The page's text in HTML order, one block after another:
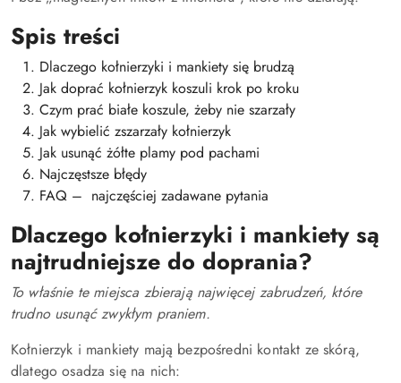
Spis treści
Dlaczego kołnierzyki i mankiety się brudzą
Jak doprać kołnierzyk koszuli krok po kroku
Czym prać białe koszule, żeby nie szarzały
Jak wybielić zszarzały kołnierzyk
Jak usunąć żółte plamy pod pachami
Najczęstsze błędy
FAQ – najczęściej zadawane pytania
Dlaczego kołnierzyki i mankiety są
najtrudniejsze do doprania?
To właśnie te miejsca zbierają najwięcej zabrudzeń, które
trudno usunąć zwykłym praniem.
Kołnierzyk i mankiety mają bezpośredni kontakt ze skórą,
dlatego osadza się na nich: